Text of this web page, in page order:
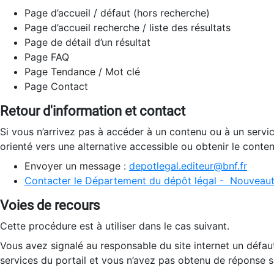
Page d’accueil / défaut (hors recherche)
Page d’accueil recherche / liste des résultats
Page de détail d’un résultat
Page FAQ
Page Tendance / Mot clé
Page Contact
Retour d'information et contact
Si vous n’arrivez pas à accéder à un contenu ou à un
orienté vers une alternative accessible ou obtenir le
Envoyer un message : depotlegal.editeur@bnf.fr
Contacter le Département du dépôt légal -
Voies de recours
Cette procédure est à utiliser dans le cas suivant.
Vous avez signalé au responsable du site internet un
services du portail et vous n’avez pas obtenu de réponse